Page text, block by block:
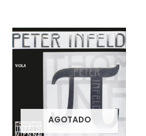
AGOTADO